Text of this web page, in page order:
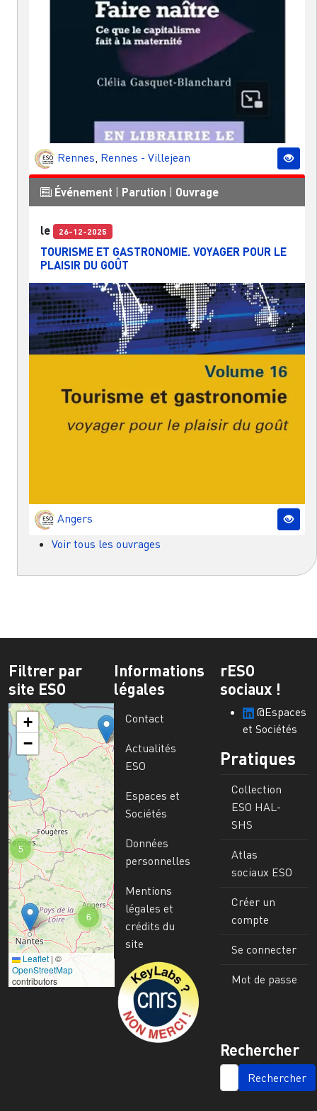
Rennes, Rennes - Villejean
Événement Parution Ouvrage
le 26-12-2025
TOURISME ET GASTRONOMIE. VOYAGER POUR LE
PLAISIR DU GOÛT
Angers
Voir tous les ouvrages
Filtrer par
site ESO
6
5
+
−
Leaflet | ©
OpenStreetMap
contributors
Informations
légales
Contact
Actualités
ESO
Espaces et
Sociétés
Données
personnelles
Mentions
légales et
crédits du
site
Image
rESO
sociaux !
@Espaces
et Sociétés
Pratiques
Collection
ESO HAL-
SHS
Atlas
sociaux ESO
Créer un
compte
Se connecter
Mot de passe
Rechercher
SEARCH